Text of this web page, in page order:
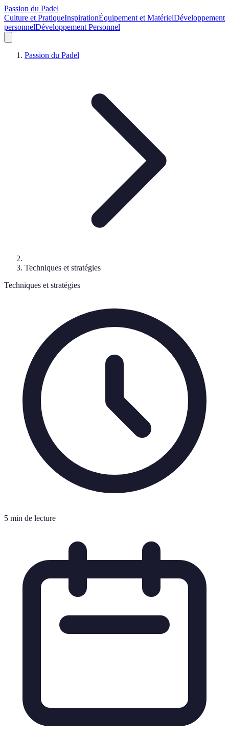
Passion du Padel
Culture et PratiqueInspirationÉquipement et MatérielDéveloppement
personnelDéveloppement Personnel
Passion du Padel
Techniques et stratégies
Techniques et stratégies
5 min de lecture